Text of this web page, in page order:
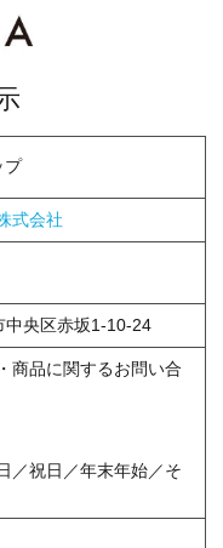
プ
式会社
中央区赤坂1-10-24
商品に関するお問い合
／祝日／年末年始／そ